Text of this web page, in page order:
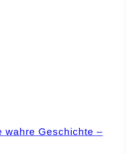
wahre Geschichte –